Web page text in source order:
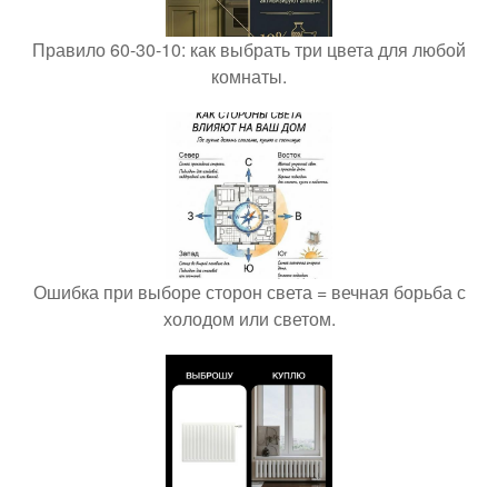
Правило 60-30-10: как выбрать три цвета для любой
комнаты.
Ошибка при выборе сторон света = вечная борьба с
холодом или светом.